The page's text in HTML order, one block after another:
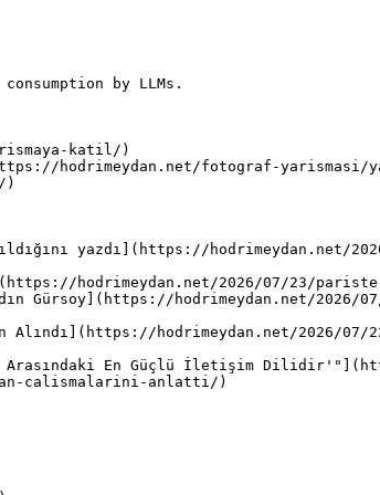
by LLMs.
katil/)
hodrimeydan.net/fotograf-
)
yazdı](https://hodrimeydan.net/
hodrimeydan.net/2026/07/23/
Gürsoy](https://hodrimeydan.net/
Alındı](https://hodrimeydan.net/2026/
En Güçlü İletişim
calismalarini-anlatti/)